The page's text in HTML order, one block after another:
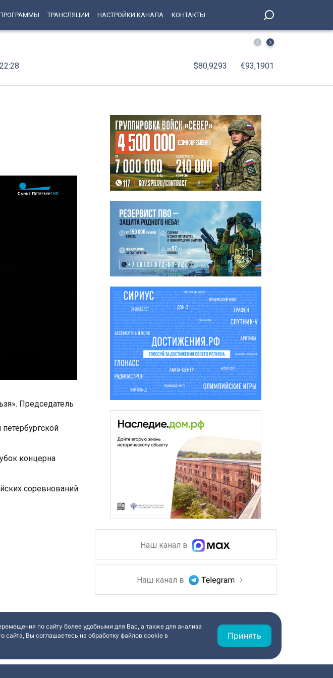
ТРАНСЛЯЦИИ НАСТРОЙКИ КАНАЛА КОНТАКТЫ
В Петербурге число легальных машин такси
22:28 $80,9293 €93,1901
Председатель
концерна
соревнований
Наш канал в
Наш канал в
по сайту более удобными для Вас, а также для анализа
сайта, Вы соглашаетесь на обработку файлов cookie в
Принять